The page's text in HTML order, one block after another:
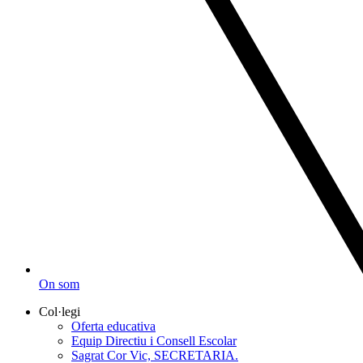
On som
Col·legi
Oferta educativa
Equip Directiu i Consell Escolar
Sagrat Cor Vic, SECRETARIA.